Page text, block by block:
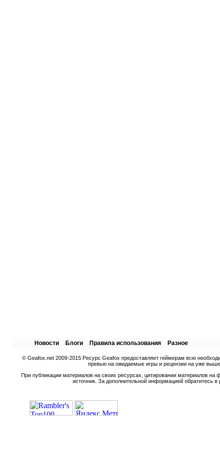
Новости Блоги Правила использования Разное
© Geafox.net 2009-2015 Ресурс Geafox предоставляет геймерам всю
превью на ожидаемые игры и рецензии на уже
При публикации материалов на своих ресурсах, цитировании материалов
источник. За дополнительной информацией обратитесь